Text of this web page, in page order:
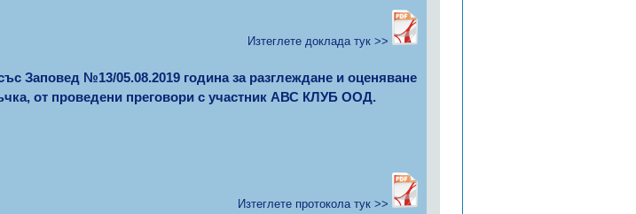
Изтеглете доклада тук >>
Заповед №13/05.08.2019 година за разглеждане и оценяване
от проведени преговори с участник АВС КЛУБ ООД.
Изтеглете протокола тук >>